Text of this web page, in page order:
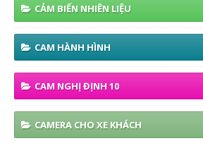
CẢM BIẾN NHIÊN LIỆU
CAM HÀNH HÌNH
CAM NGHỊ ĐỊNH 10
CAMERA CHO XE KHÁCH